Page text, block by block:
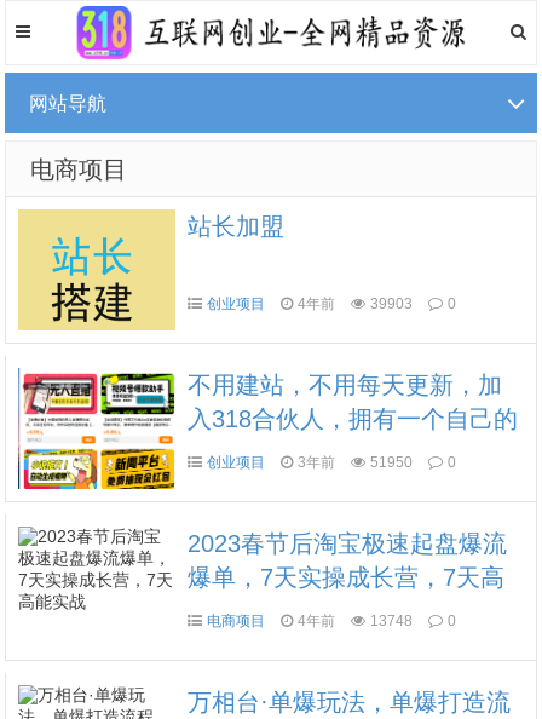
网站导航
电商项目
站长加盟
创业项目 4年前 39903 0
不用建站，不用每天更新，加
入318合伙人，拥有一个自己的
资源站，卖课程，卖初级站
创业项目 3年前 51950 0
2023春节后淘宝极速起盘爆流
爆单，7天实操成长营，7天高
能实战
电商项目 4年前 13748 0
万相台·单爆玩法，单爆打造流